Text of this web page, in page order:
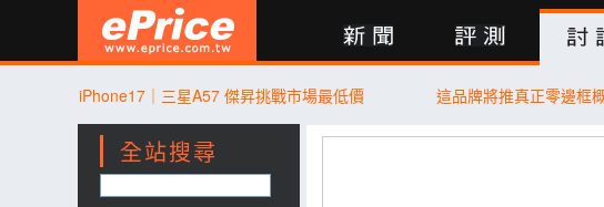
評測 討論 產品 買賣 登入 行動版
iPhone17｜三星A57 傑昇挑戰市場最低價 這品牌將推真正零邊框
全站搜尋